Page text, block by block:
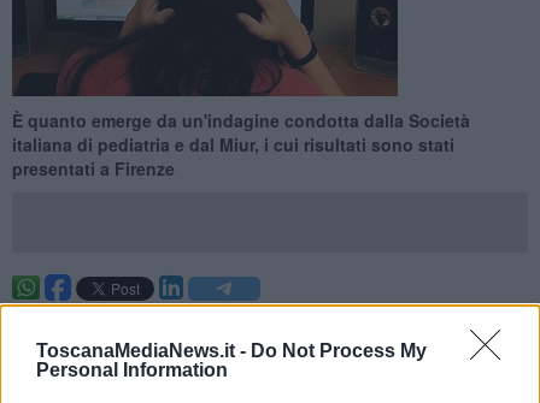
ToscanaMediaNews.it - Do Not Process My
Personal Information
È quanto emerge da un'indagine condotta dalla Società
italiana di pediatria e dal Miur, i cui risultati sono stati
presentati a Firenze
ragazzi toscani è stato vittima di almeno un episodio di questo
genere. È quanto emerge da un'indagine condotta dalla Società